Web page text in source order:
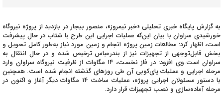
به گزارش پایگاه خبری تحلیلی «خبر نیمروز»، منصور بیجار در بازدید از پروژه نیروگاه
خورشیدی سراوان با بیان این‌که عملیات اجرایی این طرح با شتاب در حال پیشرفت
است، اظهار کرد: مطالعات زمین پروژه انجام و زمین مورد نیاز به‌طور کامل تحویل و
بخش قابل‌توجهی از تجهیزات نیز از بندرعباس ترخیص شده و در حال انتقال به
سراوان است.وی افزود: در فاز نخست، ۱۴ مگاوات از ظرفیت نیروگاه سراوان وارد
مرحله اجرایی و عملیات پای‌کوبی آن طی روزهای گذشته انجام شده است. همچنین
با دستور مسئولان اجرایی پروژه، عملیات ساخت ۱۴ مگاوات دیگر آغاز و اکنون در
مرحله آماده‌سازی و نصب تجهیزات قرار دارد.